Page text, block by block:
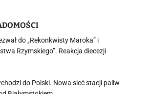
do „Rekonkwisty Maroka” i
Rzymskiego”. Reakcja diecezji
do Polski. Nowa sieć stacji paliw